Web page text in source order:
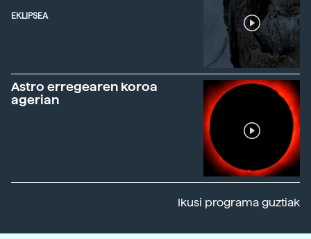
EKLIPSEA
Astro erregearen koroa
agerian
Ikusi programa guztiak